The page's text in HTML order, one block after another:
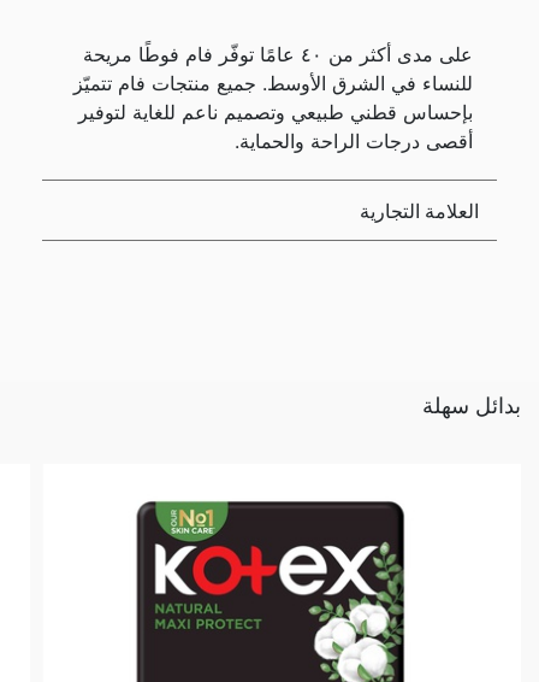
على مدى أكثر من ٤٠ عامًا توفّر فام فوطًا مريحة
للنساء في الشرق الأوسط. جميع منتجات فام تتميّز
بإحساس قطني طبيعي وتصميم ناعم للغاية لتوفير
أقصى درجات الراحة والحماية.
العلامة التجارية
بدائل سهلة